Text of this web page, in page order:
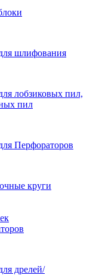
шлифования
лобзиковых пил,
пил
Перфораторов
круги
дрелей/